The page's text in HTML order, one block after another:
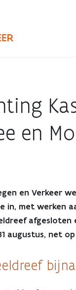
en
en Verkeer
in, met werken
afgesloten
augustus, net